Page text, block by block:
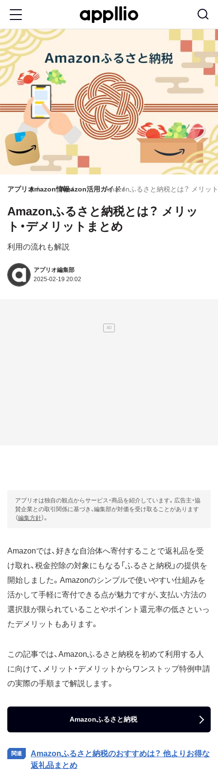
ン
コ
ン
テ
移
アプリオAmazon情報Amazon活用ガイドAmazonふるさと納税とは？ メリッ
Amazonふるさと納税とは？ メリッ
ト・デメリットまとめ
利用の流れも解説
アプリオ編集部
2025-02-19 20:02
アプリオは独自の観点からサービス・商品を紹介しています。広告主・協
賛企業との取引関係に基づき、編集部が対価を受け取ることがあります
（編集方針）。
Amazonでは、好きな自治体へ寄付することで返礼品を受
け取れ、税金控除の対象にもなる「ふるさと納税」の提供を
開始しました。Amazonのシンプルで使いやすい仕組みを
活かして手軽に寄付できる点が魅力ですが、支払い方法の
選択肢が限られていることやポイント還元率の低さといっ
たデメリットもあります。
この記事では、Amazonふるさと納税を初めて利用する人
に向けて、メリット・デメリットからワンストップ特例申請
の実際の手順まで解説します。
Amazonふるさと納税
Amazonふるさと納税のおすすめは？ 他よりお得な
返礼品まとめ